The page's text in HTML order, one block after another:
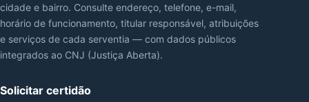
cidade e bairro. Consulte endereço, telefone, e-mail,
horário de funcionamento, titular responsável, atribuições
e serviços de cada serventia — com dados públicos
integrados ao CNJ (Justiça Aberta).
Solicitar certidão